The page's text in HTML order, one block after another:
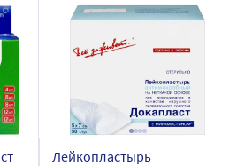
Лейкопластырь